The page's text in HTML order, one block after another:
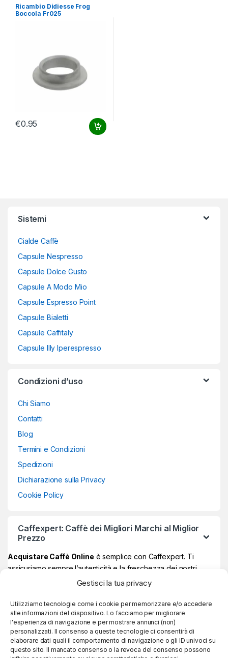
Gestisci la tua privacy
Utilizziamo tecnologie come i cookie per memorizzare e/o accedere
alle informazioni del dispositivo. Lo facciamo per migliorare
l'esperienza di navigazione e per mostrare annunci (non)
personalizzati. Il consenso a queste tecnologie ci consentirà di
elaborare dati quali il comportamento di navigazione o gli ID univoci su
questo sito. Il mancato consenso o la revoca del consenso possono
Ricambio Didiesse Frog
Boccola Fr025
€0.95
Sistemi
Cialde Caffè
Capsule Nespresso
Capsule Dolce Gusto
Capsule A Modo Mio
Capsule Espresso Point
Capsule Bialetti
Capsule Caffitaly
Capsule Illy Iperespresso
Condizioni d’uso
Chi Siamo
Contatti
Blog
Termini e Condizioni
Spedizioni
Dichiarazione sulla Privacy
Cookie Policy
Caffexpert: Caffè dei Migliori Marchi al Miglior
Prezzo
Acquistare Caffè Online è semplice con Caffexpert. Ti
assicuriamo sempre l’autenticità e la freschezza dei nostri
prodotti, garantiti Made in Italy al 100% ad un prezzo davvero
Sul nostro store online potrai trovare imigliori marchi di caffè
quelli più amati e apprezzati, e se raggiungi59€ di spesa, la
consegna è sempre gratuita!